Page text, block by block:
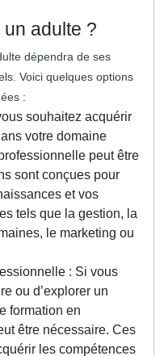
adulte ?
dépendra de ses
Voici quelques options
:
souhaitez acquérir
votre domaine
peut être
sont conçues pour
et vos
tels que la gestion, la
le marketing ou
: Si vous
ou d’explorer un
formation en
être nécessaire. Ces
les compétences